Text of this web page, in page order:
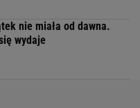
nie miała od dawna.
wydaje